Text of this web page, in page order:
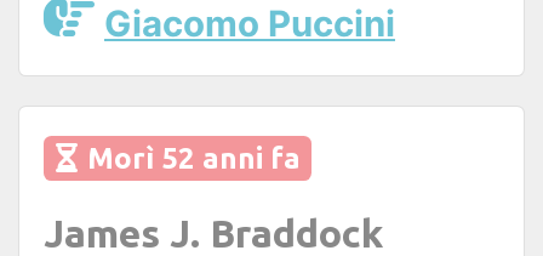
Giacomo Puccini
Morì 52 anni fa
James J. Braddock